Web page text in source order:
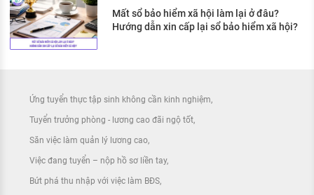
Mất sổ bảo hiểm xã hội làm lại ở đâu?
Hướng dẫn xin cấp lại sổ bảo hiểm xã hội?
Ứng tuyển thực tập sinh không cần kinh nghiệm
Tuyển trưởng phòng - lương cao đãi ngộ tốt
Săn việc làm quản lý lương cao
Việc đang tuyển – nộp hồ sơ liền tay
Bứt phá thu nhập với việc làm BĐS